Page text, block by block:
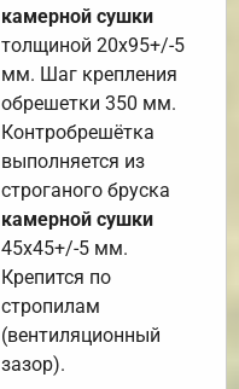
камерной сушки
толщиной 20х95+/-5
мм. Шаг крепления
обрешетки 350 мм.
Контробрешётка
выполняется из
строганого бруска
камерной сушки
45х45+/-5 мм.
Крепится по
стропилам
(вентиляционный
зазор).